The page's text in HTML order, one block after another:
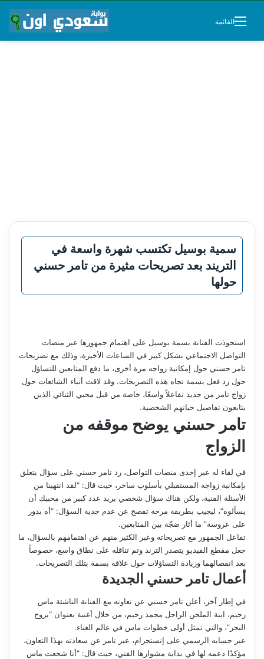
القائمة
سمية بوسيل تكتسب شهرة واسعة في
التريند بعد تصريحات مثيرة من تامر حسني
حولها
استحوذت الفنانة بسمة بوسيل على اهتمام جمهورها عبر منصات
التواصل الاجتماعي بشكل كبير في الساعات الأخيرة، وذلك مع تصريحات
تامر حسني حول إمكانية زواجه مرة أخرى، ما دفع المتابعين للتساؤل
حول رد فعل بسمة تجاه هذه التصريحات. وقد لاقت أنباء الشائعات حول
زواج تامر من جديد تفاعلاً واسعًا، خاصة من قبل محبي الثنائي الذين
يتابعون تفاصيل حياتهم الشخصية.
تامر حسني يوضح موقفه من
الزواج
في لقاء له عبر إحدى منصات التواصل، رد تامر حسني على سؤال يتعلق
بإمكانية زواجه المستقبلي بأسلوب ساخر، حيث قال: “لقد انتهينا من
الأسئلة الفنية، ولكن هناك سؤال شخصي يريد عدد كبير من محبيك أن
يسألوه”، ليجيب بطريقة مرحة تفصح عن عدم جدية السؤال: “أه بدور
على عروسة” ما أثار ضجّة بين المتابعين.
تفاعل الجمهور مع تصريحاته وعبر الكثير منهم عن اهتمامهم بالسؤال، ما
جعل مقطع الفيديو يتصدر الترند وتم تناقله على نطاق واسع، خصوصاً
بعد انفصالهما وزيادة التساؤلات حول علاقة بسمة بتلك التصريحات.
أعمال تامر حسني الجديدة
في إطار آخر، أعلن تامر حسني عن تعاونه مع الفنانة الناشئة ماس
رحيم، ابنة الملحن الراحل محمد رحيم، من خلال أغنية بعنوان “يروح
البحر”، والتي تمثل أولى خطوات ماس في عالم الغناء.
عبر حسابه الرسمي على إنستجرام، عبر تامر عن سعادته بهذا التعاون،
مؤكدًا دعمه لها في بداية مشوارها الفني، حيث قال: “أنا شجعت ماس